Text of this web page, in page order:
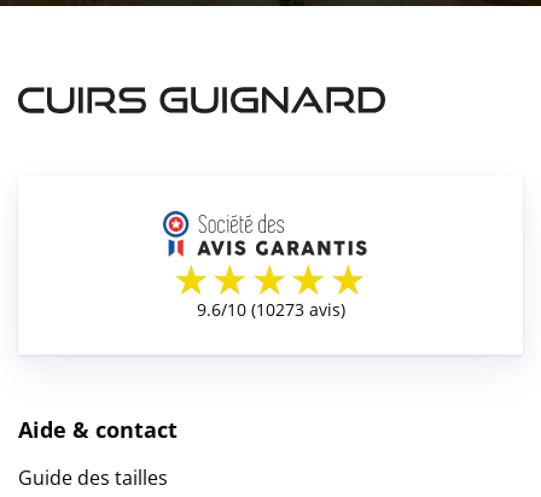
Aide & contact
Guide des tailles